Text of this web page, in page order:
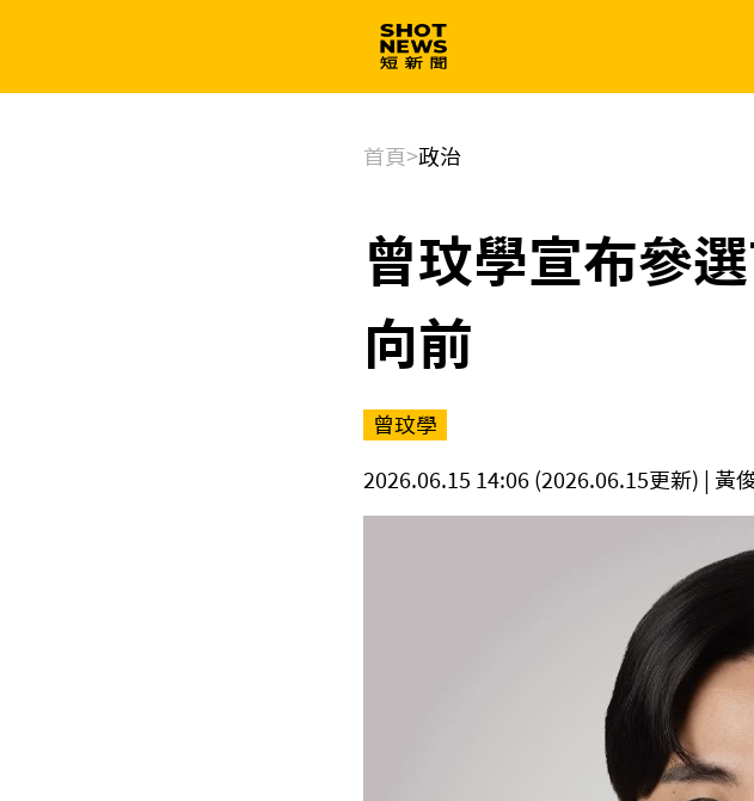
首頁>政治
曾玟學宣布參
向前
曾玟學
2026.06.15 14:06 (2026.06.15更新) | 黃